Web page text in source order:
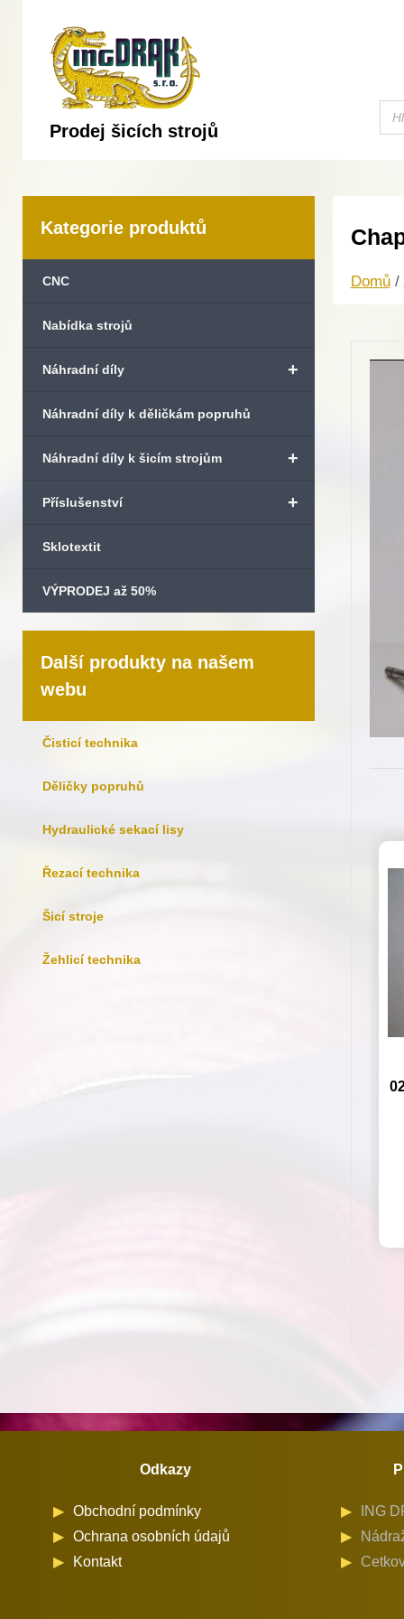
Prodej šicích strojů
Kategorie produktů
CNC
Nabídka strojů
+
Náhradní díly
Náhradní díly k děličkám popruhů
+
Náhradní díly k šicím strojům
+
Příslušenství
Sklotextit
VÝPRODEJ až 50%
Další produkty na našem
webu
Čisticí technika
Děličky popruhů
Hydraulické sekací lisy
Řezací technika
Šicí stroje
Žehlicí technika
Domů/
Odkazy
Obchodní podmínky
Ochrana osobních údajů
Kontakt
ING